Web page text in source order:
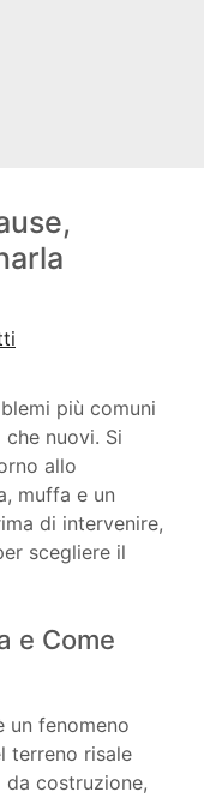
più comuni
nuovi. Si
allo
muffa e un
di intervenire,
scegliere il
e Come
un fenomeno
terreno risale
costruzione,